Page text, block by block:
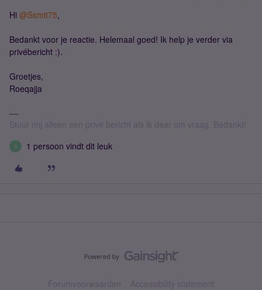
Hi @Ssmit75,
Bedankt voor je reactie. Helemaal goed! Ik help je verder via
privébericht :).
Groetjes,
Roeqajja
Stuur mij alleen een privé bericht als ik daar om vraag. Bedankt!
S 1 persoon vindt dit leuk
Forumvoorwaarden Accessibility statement